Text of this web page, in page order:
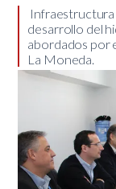
desarrollo del
abordados por
La Moneda.